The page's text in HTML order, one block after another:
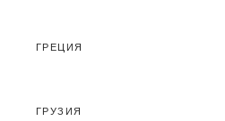
ГРЕЦИЯ
ГРУЗИЯ